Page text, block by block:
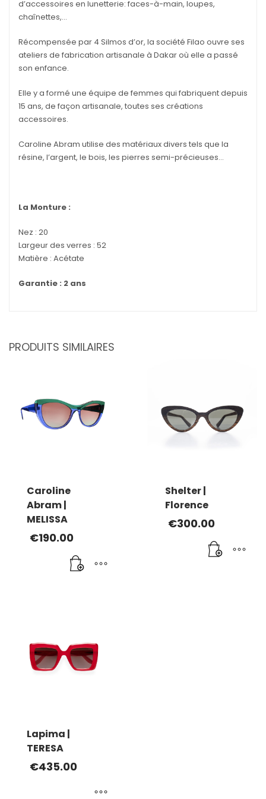
d’accessoires en lunetterie: faces-à-main, loupes,
chaînettes,…
Récompensée par 4 Silmos d’or, la société Filao ouvre ses
ateliers de fabrication artisanale à Dakar où elle a passé
son enfance.
Elle y a formé une équipe de femmes qui fabriquent depuis
15 ans, de façon artisanale, toutes ses créations
accessoires.
Caroline Abram utilise des matériaux divers tels que la
résine, l’argent, le bois, les pierres semi-précieuses…
La Monture :
Nez : 20
Largeur des verres : 52
Matière : Acétate
Garantie : 2 ans
PRODUITS SIMILAIRES
Caroline
Abram |
MELISSA
€190.00
Shelter |
Florence
€300.00
Lapima |
TERESA
€435.00